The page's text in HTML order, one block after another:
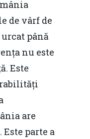
de vârf de
până
nu este
Este
are
parte a